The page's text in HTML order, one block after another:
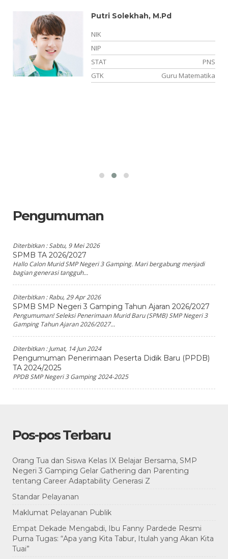
Putri Solekhah, M.Pd
NIK
NIP
STAT
PNS
GTK
Guru Matematika
Pengumuman
Diterbitkan :Sabtu, 9 Mei 2026
SPMB TA 2026/2027
Hallo Calon Murid SMP Negeri 3 Gamping. Mari bergabung menjadi
bagian generasi tangguh...
Diterbitkan :Rabu, 29 Apr 2026
SPMB SMP Negeri 3 Gamping Tahun Ajaran 2026/2027
Pengumuman! Seleksi Penerimaan Murid Baru (SPMB) SMP Negeri 3
Gamping Tahun Ajaran 2026/2027...
Diterbitkan :Jumat, 14 Jun 2024
Pengumuman Penerimaan Peserta Didik Baru (PPDB)
TA 2024/2025
PPDB SMP Negeri 3 Gamping 2024-2025
Pos-pos Terbaru
Orang Tua dan Siswa Kelas IX Belajar Bersama, SMP
Negeri 3 Gamping Gelar Gathering dan Parenting
tentang Career Adaptability Generasi Z
Standar Pelayanan
Maklumat Pelayanan Publik
Empat Dekade Mengabdi, Ibu Fanny Pardede Resmi
Purna Tugas: “Apa yang Kita Tabur, Itulah yang Akan Kita
Tuai”